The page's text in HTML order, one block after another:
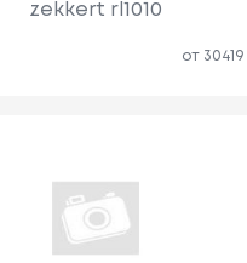
zekkert rl1010
от